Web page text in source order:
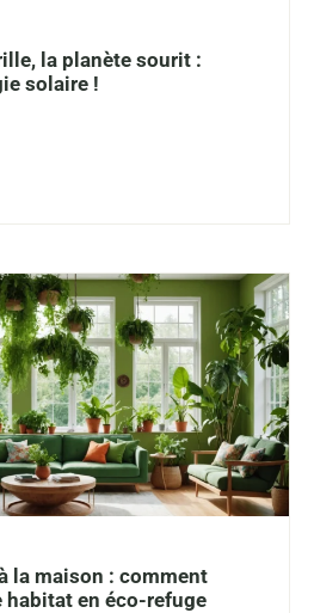
la planète sourit :
solaire !
la maison : comment
en éco-refuge